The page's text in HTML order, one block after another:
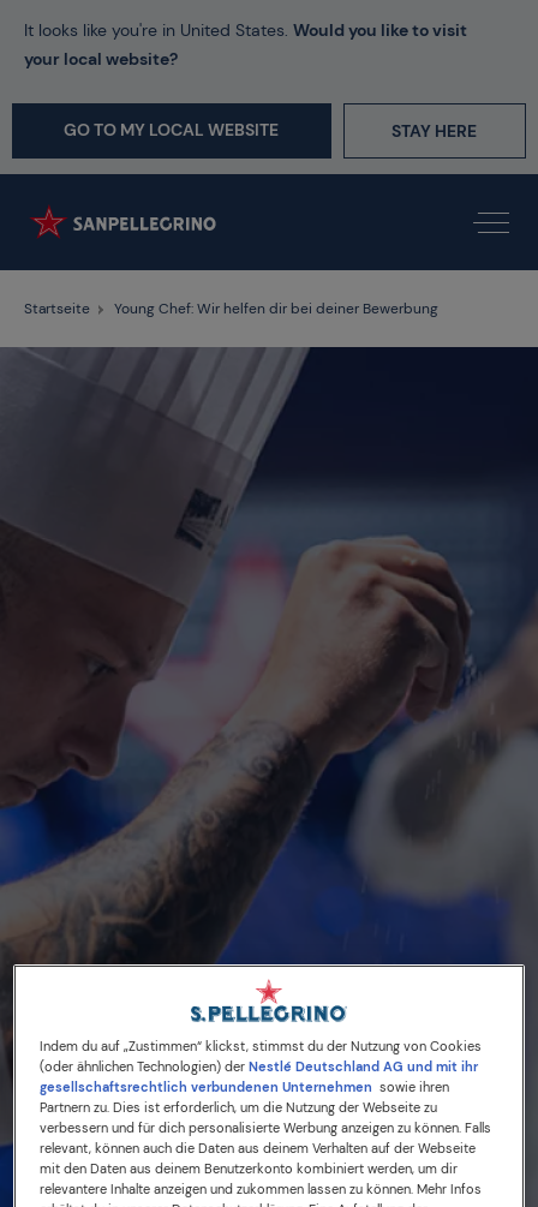
It looks like you're in United States. Would you like to visit
your local website?
GO TO MY LOCAL WEBSITE STAY HERE
Startseite Young Chef: Wir helfen dir bei deiner Bewerbung
15/04/24
Young Chef: Wir helfen dir
bei deiner Bewerbung
Indem du auf „Zustimmen“ klickst, stimmst du der Nutzung von Cookies
(oder ähnlichen Technologien) derNestlé Deutschland AG und mit ihr
gesellschaftsrechtlich verbundenen Unternehmen sowie ihren
Partnern zu. Dies ist erforderlich, um die Nutzung der Webseite zu
verbessern und für dich personalisierte Werbung anzeigen zu können. Falls
relevant, können auch die Daten aus deinem Verhalten auf der Webseite
mit den Daten aus deinem Benutzerkonto kombiniert werden, um dir
relevantere Inhalte anzeigen und zukommen lassen zu können. Mehr Infos